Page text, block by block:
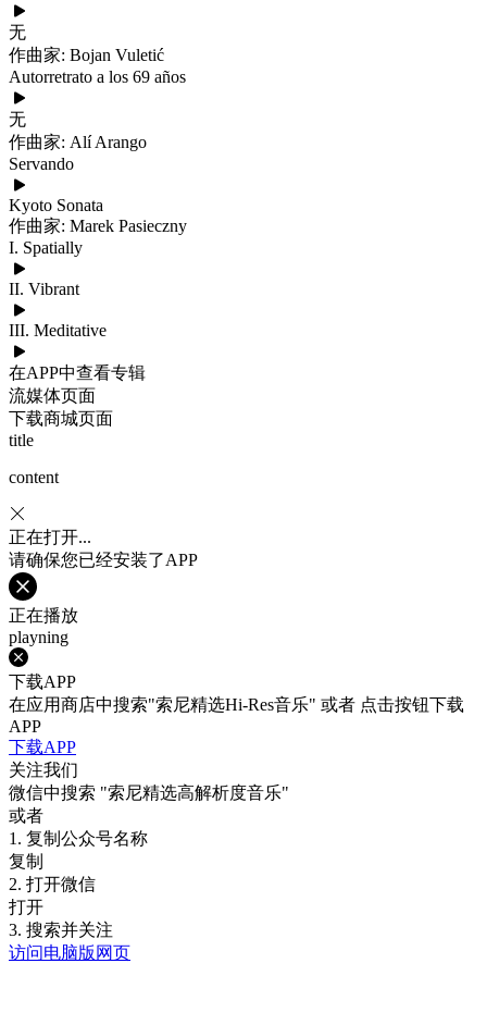
无
作曲家: Bojan Vuletić
Autorretrato a los 69 años
无
作曲家: Alí Arango
Servando
Kyoto Sonata
作曲家: Marek Pasieczny
I. Spatially
II. Vibrant
III. Meditative
在APP中查看专辑
流媒体页面
下载商城页面
title
content
正在打开...
请确保您已经安装了APP
正在播放
playning
下载APP
在应用商店中搜索"索尼精选Hi-Res音乐" 或者 点击按钮下载
APP
下载APP
关注我们
微信中搜索 "索尼精选高解析度音乐"
或者
1. 复制公众号名称
复制
2. 打开微信
打开
3. 搜索并关注
访问电脑版网页